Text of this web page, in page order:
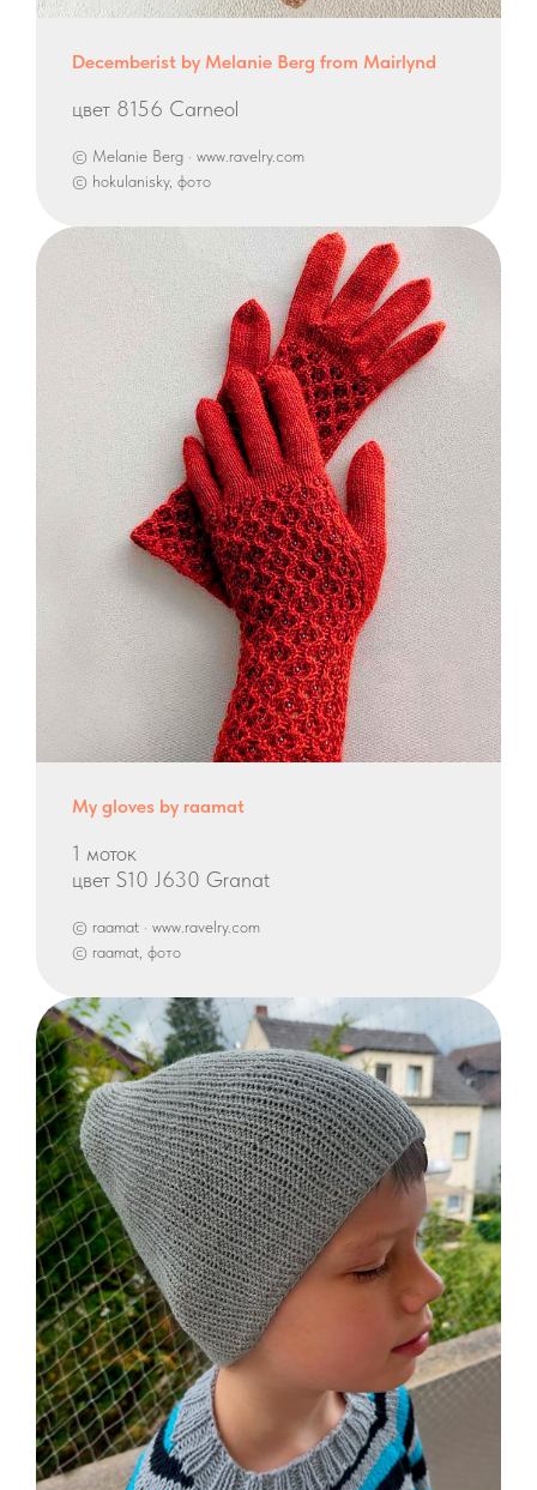
Decemberist by Melanie Berg from Mairlynd
цвет 8156 Carneol
© Melanie Berg · www.ravelry.com
© hokulanisky, фото
My gloves by raamat
1 моток
цвет S10 J630 Granat
© raamat · www.ravelry.com
© raamat, фото